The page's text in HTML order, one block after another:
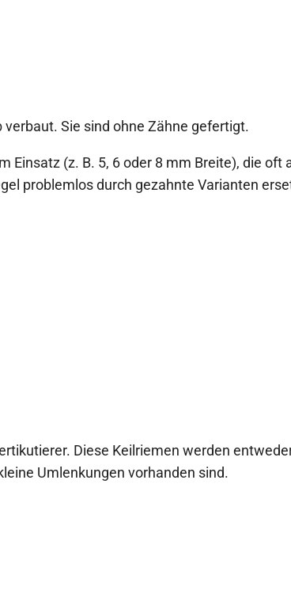
Sie sind ohne Zähne gefertigt.
(z. B. 5, 6 oder 8 mm Breite), die
problemlos durch gezahnte Varianten
Diese Keilriemen werden
Umlenkungen vorhanden sind.